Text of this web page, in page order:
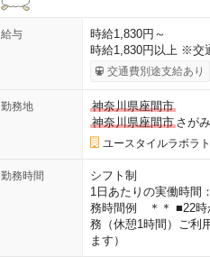
給与
時給1,830円～
時給1,830円以上 ※交
交通費別途支給あり
勤務地
神奈川県座間市
神奈川県座間市さが
ユースタイルラボラ
勤務時間
シフト制
1日あたりの実働時
務時間例 ＊＊ ■22時
務（休憩1時間）ご利
ます）